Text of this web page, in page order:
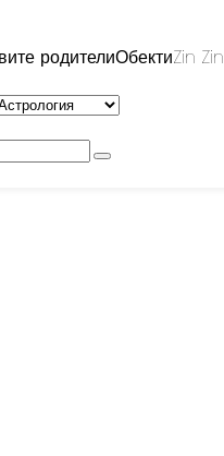
родителиОбектиZin Zin